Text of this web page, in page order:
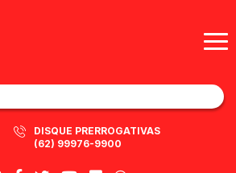
DISQUE PRERROGATIVAS
(62) 99976-9900